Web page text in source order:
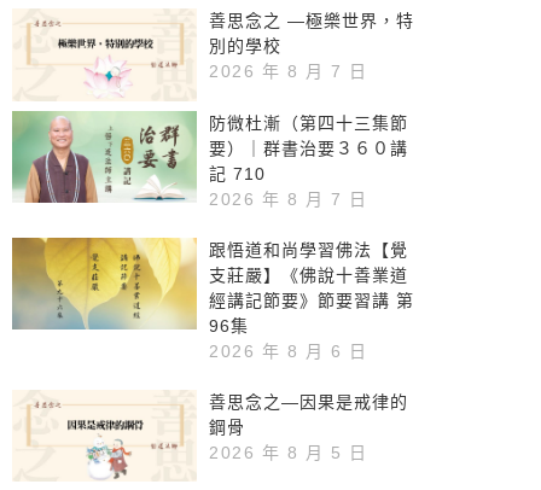
善思念之 —極樂世界，特
別的學校
2026 年 8 月 7 日
防微杜漸（第四十三集節
要）｜群書治要３６０講
記 710
2026 年 8 月 7 日
跟悟道和尚學習佛法【覺
支莊嚴】《佛說十善業道
經講記節要》節要習講 第
96集
2026 年 8 月 6 日
善思念之—因果是戒律的
鋼骨
2026 年 8 月 5 日